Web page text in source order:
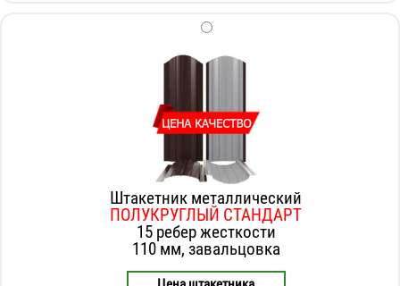
Штакетник металлический
ПОЛУКРУГЛЫЙ СТАНДАРТ
15 ребер жесткости
110 мм, завальцовка